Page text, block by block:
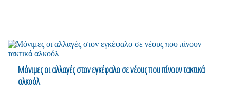
Μόνιμες οι αλλαγές στον εγκέφαλο σε νέους που πίνουν τακτικά
αλκοόλ